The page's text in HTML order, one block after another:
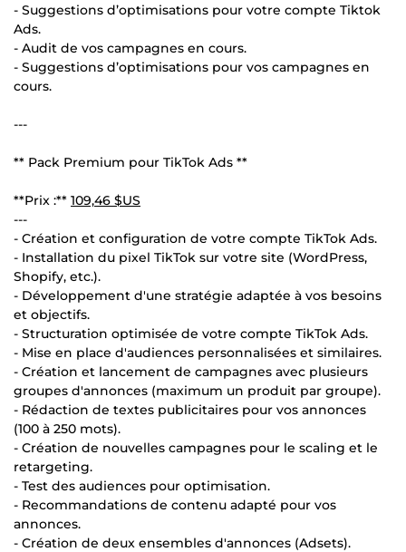
- Suggestions d’optimisations pour votre compte Tiktok
Ads.
- Audit de vos campagnes en cours.
- Suggestions d’optimisations pour vos campagnes en
cours.
---
** Pack Premium pour TikTok Ads **
**Prix :** 109,46 $US
---
- Création et configuration de votre compte TikTok Ads.
- Installation du pixel TikTok sur votre site (WordPress,
Shopify, etc.).
- Développement d'une stratégie adaptée à vos besoins
et objectifs.
- Structuration optimisée de votre compte TikTok Ads.
- Mise en place d'audiences personnalisées et similaires.
- Création et lancement de campagnes avec plusieurs
groupes d'annonces (maximum un produit par groupe).
- Rédaction de textes publicitaires pour vos annonces
(100 à 250 mots).
- Création de nouvelles campagnes pour le scaling et le
retargeting.
- Test des audiences pour optimisation.
- Recommandations de contenu adapté pour vos
annonces.
- Création de deux ensembles d'annonces (Adsets).